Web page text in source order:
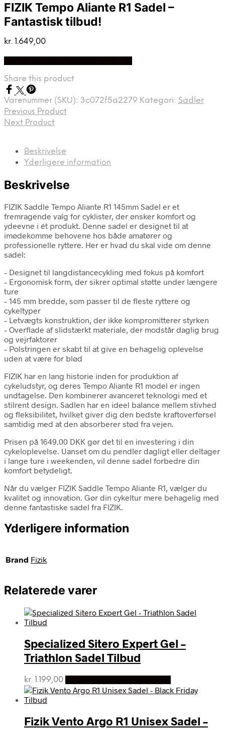
FIZIK Tempo Aliante R1 Sadel –
Fantastisk tilbud!
kr. 1.649,00
Share this product
Varenummer (SKU): 3c072f5a2279 Kategori: Sadler
Previous Product
Next Product
Beskrivelse
Yderligere information
Beskrivelse
FIZIK Saddle Tempo Aliante R1 145mm Sadel er et
fremragende valg for cyklister, der ønsker komfort og
ydeevne i ét produkt. Denne sadel er designet til at
imødekomme behovene hos både amatører og
professionelle ryttere. Her er hvad du skal vide om denne
sadel:
– Designet til langdistancecykling med fokus på komfort
– Ergonomisk form, der sikrer optimal støtte under længere
ture
– 145 mm bredde, som passer til de fleste ryttere og
cykeltyper
– Letvægts konstruktion, der ikke kompromitterer styrken
– Overflade af slidstærkt materiale, der modstår daglig brug
og vejrfaktorer
– Polstringen er skabt til at give en behagelig oplevelse
uden at være for blød
FIZIK har en lang historie inden for produktion af
cykeludstyr, og deres Tempo Aliante R1 model er ingen
undtagelse. Den kombinerer avanceret teknologi med et
stilrent design. Sadlen har en ideel balance mellem stivhed
og fleksibilitet, hvilket giver dig den bedste kraftoverførsel
samtidig med at den absorberer stød fra vejen.
Prisen på 1649.00 DKK gør det til en investering i din
cykeloplevelse. Uanset om du pendler dagligt eller deltager
i lange ture i weekenden, vil denne sadel forbedre din
komfort betydeligt.
Når du vælger FIZIK Saddle Tempo Aliante R1, vælger du
kvalitet og innovation. Gør din cykeltur mere behagelig med
denne fantastiske sadel fra FIZIK.
Yderligere information
Brand Fizik
Relaterede varer
Specialized Sitero Expert Gel –
Triathlon Sadel Tilbud
kr. 1.199,00
Fizik Vento Argo R1 Unisex Sadel –